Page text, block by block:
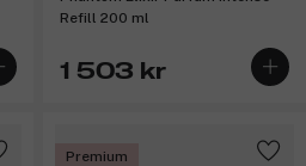
Refill 200 ml
1 503 kr
Premium